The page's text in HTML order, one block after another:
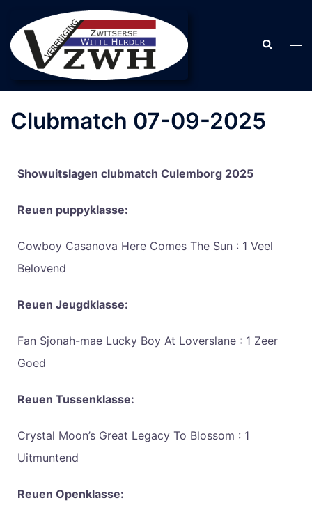
Clubmatch 07-09-2025
Showuitslagen clubmatch Culemborg 2025
Reuen puppyklasse:
Cowboy Casanova Here Comes The Sun : 1 Veel
Belovend
Reuen Jeugdklasse:
Fan Sjonah-mae Lucky Boy At Loverslane : 1 Zeer
Goed
Reuen Tussenklasse:
Crystal Moon’s Great Legacy To Blossom : 1
Uitmuntend
Reuen Openklasse: